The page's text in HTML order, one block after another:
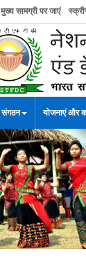
मुख्य सामग्री पर जाएं
संगठन योजनाएं और